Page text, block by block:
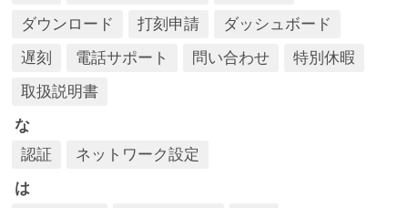
ダウンロード
打刻申請
ダッシュボード
遅刻
電話サポート 問い合わせ
特別休暇
取扱説明書
な
認証
ネットワーク設定
は